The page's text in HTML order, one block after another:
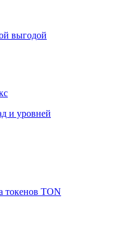
выгодой
и уровней
токенов TON